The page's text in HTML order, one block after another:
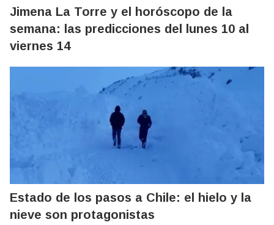
Jimena La Torre y el horóscopo de la
semana: las predicciones del lunes 10 al
viernes 14
Estado de los pasos a Chile: el hielo y la
nieve son protagonistas